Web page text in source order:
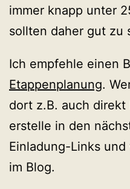
immer knapp unter
sollten daher gut zu
Ich empfehle einen
Etappenplanung.
dort z.B. auch
erstelle in den
Einladung-Links
im Blog.